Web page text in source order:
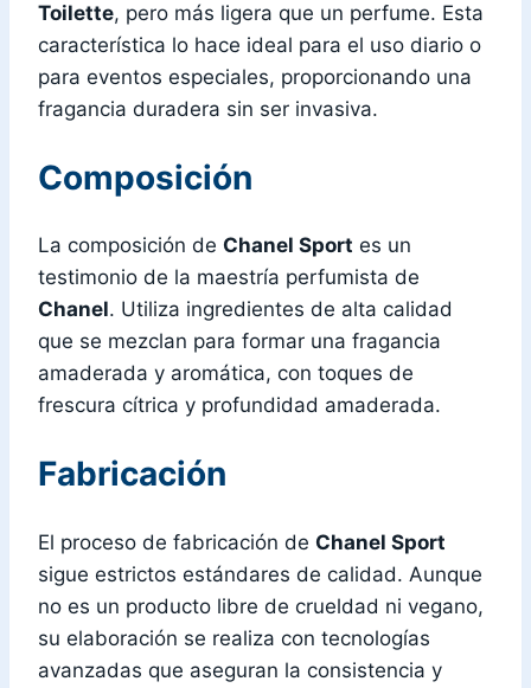
Toilette, pero más ligera que un perfume. Esta
característica lo hace ideal para el uso diario o
para eventos especiales, proporcionando una
fragancia duradera sin ser invasiva.
Composición
La composición de Chanel Sport es un
testimonio de la maestría perfumista de
Chanel. Utiliza ingredientes de alta calidad
que se mezclan para formar una fragancia
amaderada y aromática, con toques de
frescura cítrica y profundidad amaderada.
Fabricación
El proceso de fabricación de Chanel Sport
sigue estrictos estándares de calidad. Aunque
no es un producto libre de crueldad ni vegano,
su elaboración se realiza con tecnologías
avanzadas que aseguran la consistencia y